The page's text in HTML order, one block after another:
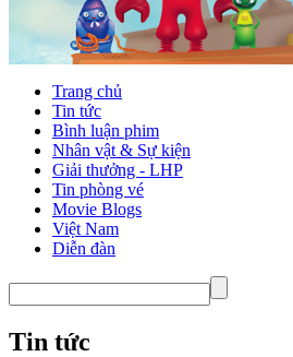
Trang chủ
Tin tức
Bình luận phim
Nhân vật & Sự kiện
Giải thưởng - LHP
Tin phòng vé
Movie Blogs
Việt Nam
Diễn đàn
Tin tức